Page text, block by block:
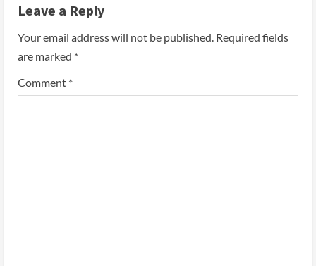
Leave a Reply
Your email address will not be published. Required fields
are marked *
Comment *